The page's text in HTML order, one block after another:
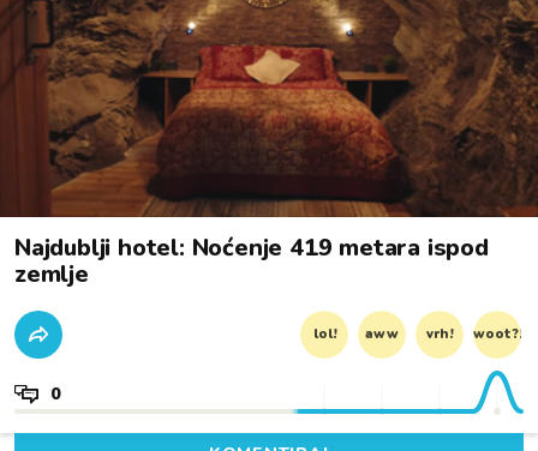
Najdublji hotel: Noćenje 419 metara ispod
zemlje
lol! aww vrh! woot?!
0